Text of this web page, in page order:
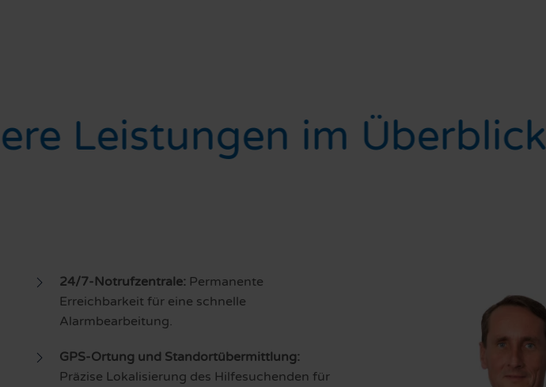
Leistungen im Überblick
24/7-Notrufzentrale: Permanente
Erreichbarkeit für eine schnelle
Alarmbearbeitung.
GPS-Ortung und Standortübermittlung:
Präzise Lokalisierung des Hilfesuchenden für